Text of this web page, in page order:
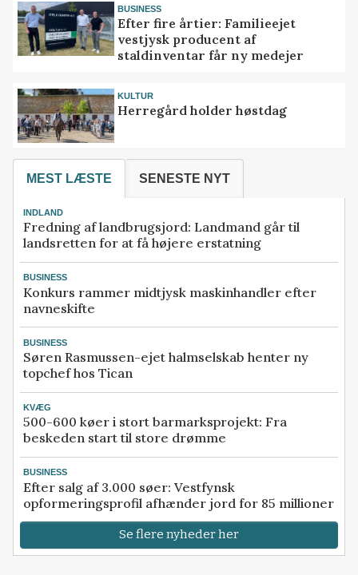
BUSINESS
Efter fire årtier: Familieejet
vestjysk producent af
staldinventar får ny medejer
KULTUR
Herregård holder høstdag
MEST LÆSTE SENESTE NYT
INDLAND
Fredning af landbrugsjord: Landmand går til
landsretten for at få højere erstatning
BUSINESS
Konkurs rammer midtjysk maskinhandler efter
navneskifte
BUSINESS
Søren Rasmussen-ejet halmselskab henter ny
topchef hos Tican
KVÆG
500-600 køer i stort barmarksprojekt: Fra
beskeden start til store drømme
BUSINESS
Efter salg af 3.000 søer: Vestfynsk
opformeringsprofil afhænder jord for 85 millioner
Se flere nyheder her